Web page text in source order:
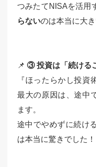
つみたてNISAを活用
らないのは本当に大
📌 ③ 投資は「続ける
『ほったらかし投資
最大の原因は、途中
ます。
途中でやめずに続け
は本当に驚きでした！